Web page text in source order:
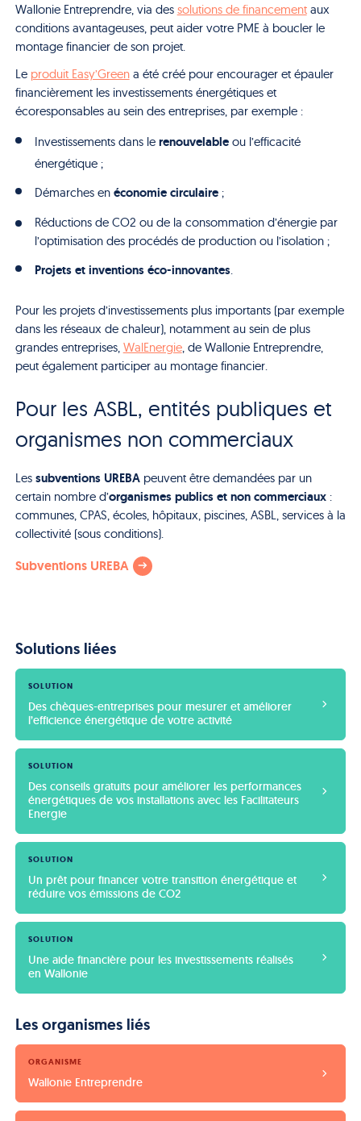
Wallonie Entreprendre, via des solutions de financementaux
conditions avantageuses, peut aider votre PME à boucler le
montage financier de son projet.
Le produit Easy’Greena été créé pour encourager et épauler
financièrement les investissements énergétiques et
écoresponsables au sein des entreprises, par exemple :
Investissements dans le renouvelableou l’efficacité
énergétique ;
Démarches en économie circulaire;
Réductions de CO2 ou de la consommation d’énergie par
l’optimisation des procédés de production ou l’isolation ;
Projets et inventions éco-innovantes.
Pour les projets d’investissements plus importants (par exemple
dans les réseaux de chaleur), notamment au sein de plus
grandes entreprises, WalEnergie, de Wallonie Entreprendre,
peut également participer au montage financier.
Pour les ASBL, entités publiques et
organismes non commerciaux
Les subventions UREBApeuvent être demandées par un
certain nombre d’organismes publics et non commerciaux:
communes, CPAS, écoles, hôpitaux, piscines, ASBL, services à la
collectivité (sous conditions).
Subventions UREBA
Solutions liées
SOLUTION
Des chèques-entreprises pour mesurer et améliorer
l’efficience énergétique de votre activité
SOLUTION
Des conseils gratuits pour améliorer les performances
énergétiques de vos installations avec les Facilitateurs
Energie
SOLUTION
Un prêt pour financer votre transition énergétique et
réduire vos émissions de CO2
SOLUTION
Une aide financière pour les investissements réalisés
en Wallonie
Les organismes liés
ORGANISME
Wallonie Entreprendre